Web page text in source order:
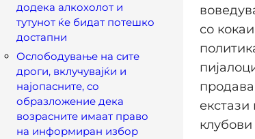
додека алкохолот и
тутунот ќе бидат потешко
достапни
Ослободување на сите
дроги, вклучувајќи и
најопасните, со
образложение дека
возрасните имаат право
на информиран избор
со